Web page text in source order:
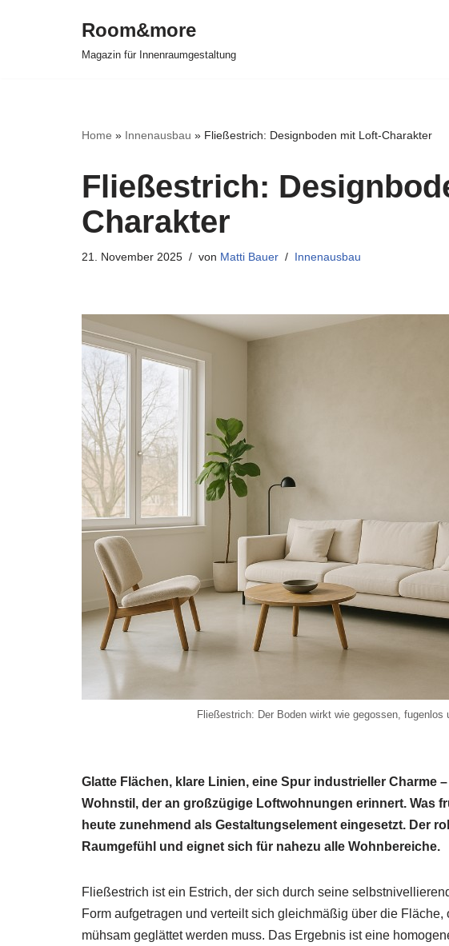
Room&more
Magazin für Innenraumgestaltung
Home » Innenausbau » Fließestrich: Designboden mit Loft-Charakter
Fließestrich:
Charakter
21. November 2025 von Matti Bauer Innenausbau
Fließestrich: Der Boden wirkt wie gegossen, fugenlos
Glatte Flächen, klare Linien, eine Spur industrieller Charme
Wohnstil, der an großzügige Loftwohnungen erinnert. Was
heute zunehmend als Gestaltungselement eingesetzt. Der
Raumgefühl und eignet sich für nahezu alle Wohnbereiche.
Fließestrich ist ein Estrich, der sich durch seine
Form aufgetragen und verteilt sich gleichmäßig über die
mühsam geglättet werden muss. Das Ergebnis ist eine